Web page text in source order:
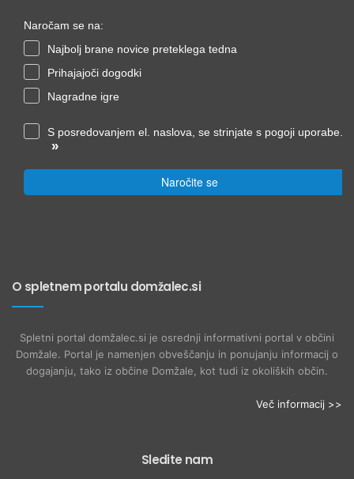
Naročam se na:
Najbolj brane novice preteklega tedna
Prihajajoči dogodki
Nagradne igre
S posredovanjem el. naslova, se strinjate s pogoji uporabe.
»
Naročite se
O spletnem portalu domžalec.si
Spletni portal domžalec.si je osrednji informativni portal v občini
Domžale. Portal je namenjen obveščanju in ponujanju informacij o
dogajanju, tako iz občine Domžale, kot tudi iz okoliških občin.
Več informacij >>
Sledite nam